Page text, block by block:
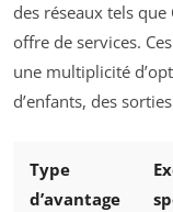
des réseaux tels
offre de services.
une multiplicité
d’enfants, des
Type
d’avantage